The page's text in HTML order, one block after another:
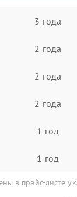
3 года
2 года
2 года
2 года
1 год
1 год
в прайс-листе